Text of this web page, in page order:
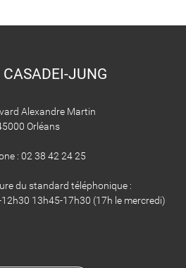
JUNG
Alexandre Martin
Orléans
: 02 38 42 24 25
du standard téléphonique :
13h45-17h30 (17h le mercredi)